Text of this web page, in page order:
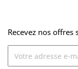
Recevez nos offres